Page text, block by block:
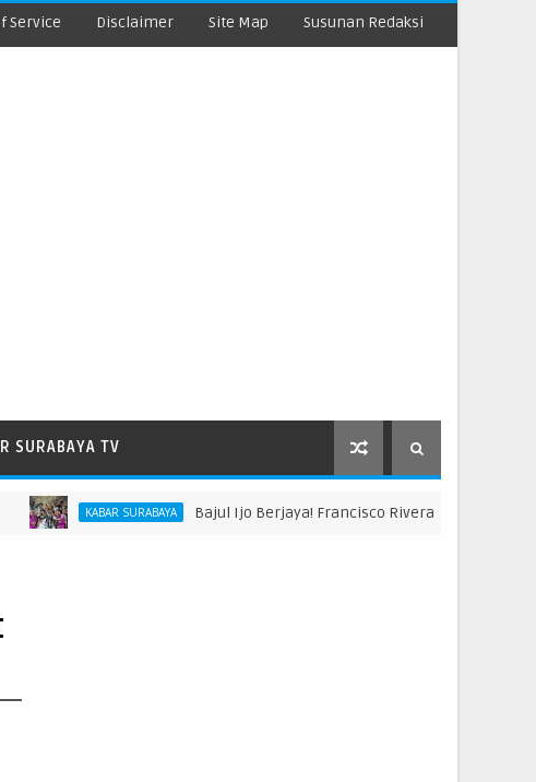
Service Disclaimer Site Map Susunan Redaksi
SURABAYA TV
KABAR SURABAYA Bajul Ijo Berjaya! Francisco Rivera hingga Bonek Raih